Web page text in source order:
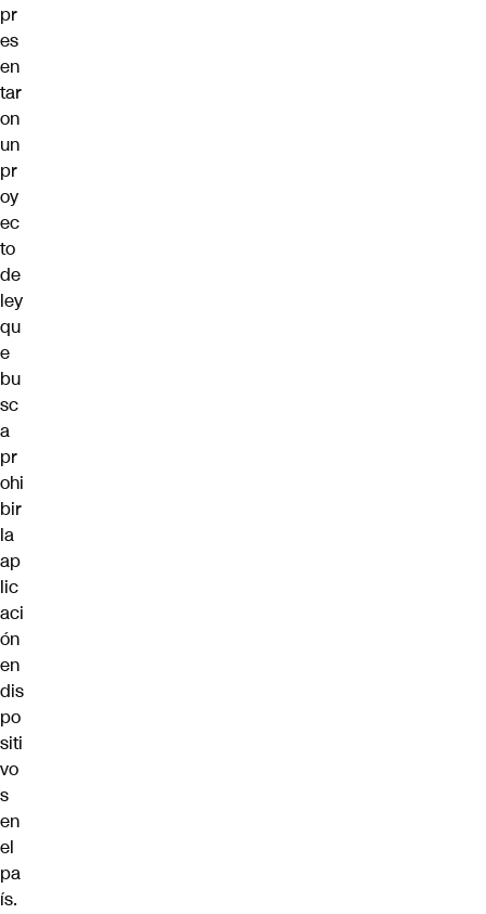
pr
es
en
tar
on
un
pr
oy
ec
to
de
ley
qu
e
bu
sc
a
pr
ohi
bir
la
ap
lic
aci
ón
en
dis
po
siti
vo
s
en
el
pa
ís.